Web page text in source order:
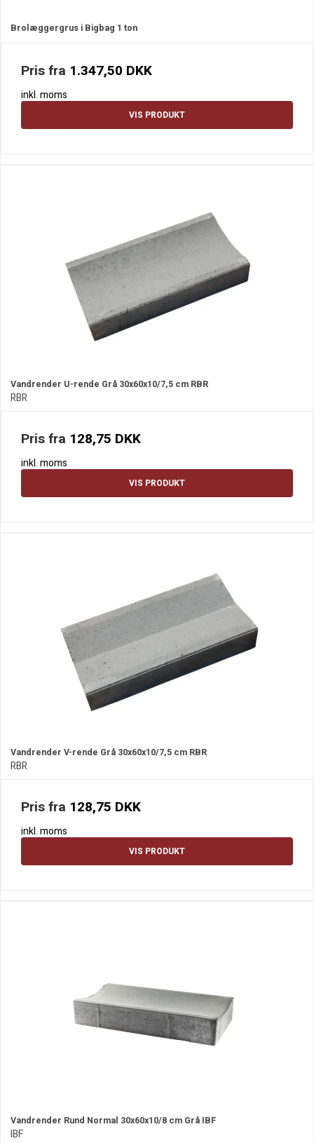
Brolæggergrus i Bigbag 1 ton
Pris fra 1.347,50 DKK
inkl. moms
VIS PRODUKT
Vandrender U-rende Grå 30x60x10/7,5 cm RBR
RBR
Pris fra 128,75 DKK
inkl. moms
VIS PRODUKT
Vandrender V-rende Grå 30x60x10/7,5 cm RBR
RBR
Pris fra 128,75 DKK
inkl. moms
VIS PRODUKT
Vandrender Rund Normal 30x60x10/8 cm Grå IBF
IBF